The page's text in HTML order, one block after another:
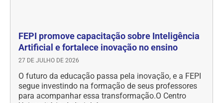
FEPI promove capacitação sobre Inteligência
Artificial e fortalece inovação no ensino
27 DE JULHO DE 2026
O futuro da educação passa pela inovação, e a FEPI
segue investindo na formação de seus professores
para acompanhar essa transformação.O Centro